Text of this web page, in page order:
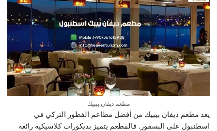
مطعم ديفان بيبيك
يعد مطعم ديفان بيبيك من أفضل مطاعم الفطور التركي في
اسطنبول على البسفور. فالمطعم يتميز بديكورات كلاسيكية رائعة